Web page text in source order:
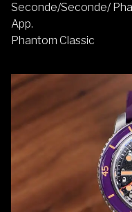
Seconde/Seconde/
App.
Phantom Classic